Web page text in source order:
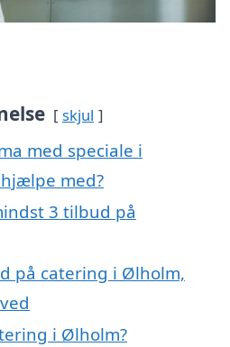
skjul
med speciale i
med?
3 tilbud på
på catering i Ølholm,
i Ølholm?